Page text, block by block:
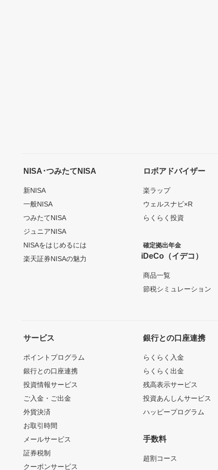
NISA･つみたてNISA
新NISA
一般NISA
つみたてNISA
ジュニアNISA
NISAをはじめるには
楽天証券NISAの魅力
ロボアドバイザー
楽ラップ
ウェルスナビ×R
らくらく投資
確定拠出年金
iDeCo（イデコ）
商品一覧
節税シミュレーション
サービス
ポイントプログラム
銀行との口座連携
投資情報サービス
ご入金・ご出金
外貨決済
お取引時間
メールサービス
証券税制
クーポンサービス
銀行との口座連携
らくらく入金
らくらく出金
残高表示サービス
投資あんしんサービス
ハッピープログラム
手数料
超割コース